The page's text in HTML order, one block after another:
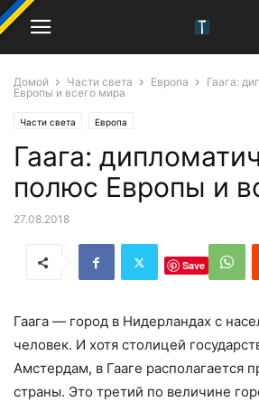
Домой Части света Европа
Гаага:
Европы и всего мира
Части света Европа
Гаага:
полюс Европы и
27.08.2018
Save
Гаага — город в Нидерландах с
человек. И хотя столицей
Амстердам, в Гааге располагается
страны. Это третий по величине